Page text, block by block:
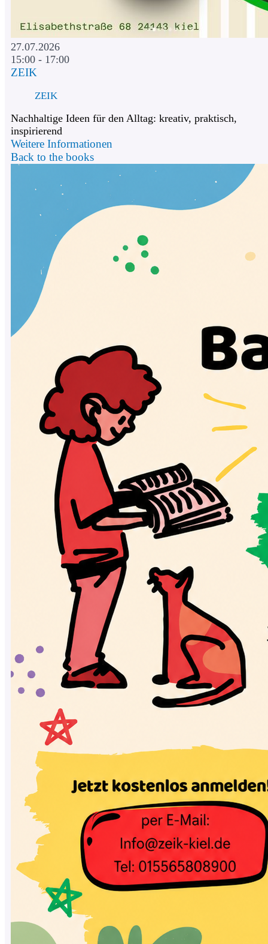
27.07.2026
15:00 - 17:00
ZEIK
ZEIK
Nachhaltige Ideen für den Alltag: kreativ, praktisch,
inspirierend
Weitere Informationen
Back to the books